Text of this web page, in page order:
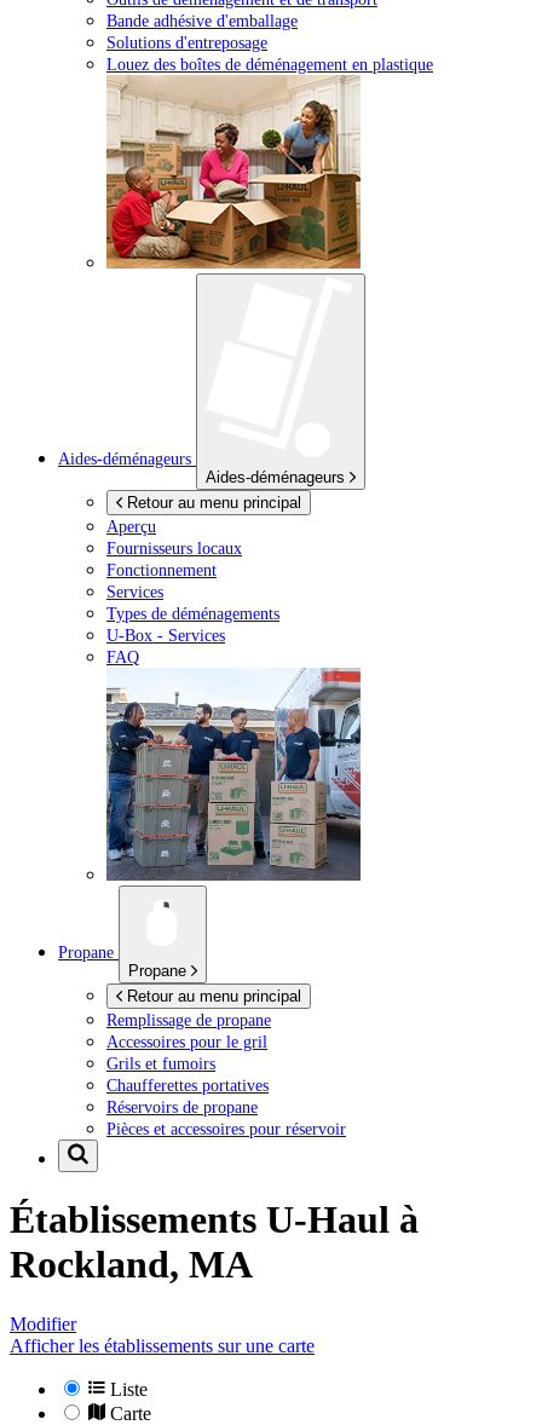
Bande adhésive d'emballage
Solutions d'entreposage
Louez des boîtes de déménagement en plastique
Aides-déménageurs
Aides-déménageurs
Retour au menu principal
Aperçu
Fournisseurs locaux
Fonctionnement
Services
Types de déménagements
U-Box - Services
FAQ
Propane
Propane
Retour au menu principal
Remplissage de propane
Accessoires pour le gril
Grils et fumoirs
Chaufferettes portatives
Réservoirs de propane
Pièces et accessoires pour réservoir
Établissements U-Haul à
Rockland, MA
Modifier
Afficher les établissements sur une carte
Liste
Carte